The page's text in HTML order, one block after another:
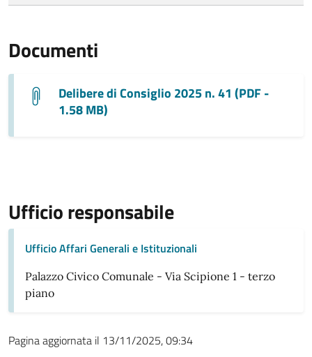
Documenti
Delibere di Consiglio 2025 n. 41 (PDF -
1.58 MB)
Ufficio responsabile
Ufficio Affari Generali e Istituzionali
Palazzo Civico Comunale - Via Scipione 1 - terzo
piano
Pagina aggiornata il 13/11/2025, 09:34